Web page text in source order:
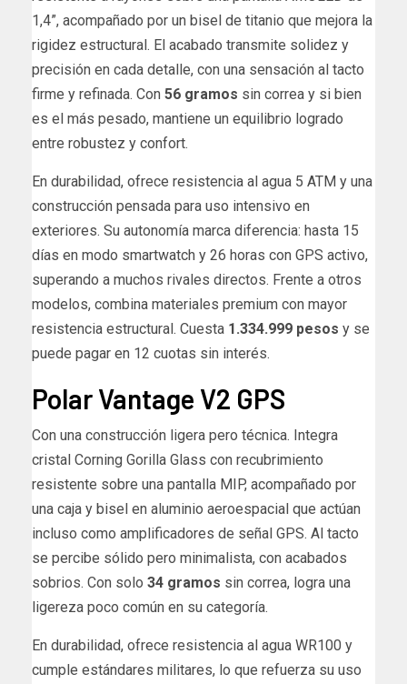
1,4”, acompañado por un bisel de titanio que mejora la
rigidez estructural. El acabado transmite solidez y
precisión en cada detalle, con una sensación al tacto
firme y refinada. Con 56 gramos sin correa y si bien
es el más pesado, mantiene un equilibrio logrado
entre robustez y confort.
En durabilidad, ofrece resistencia al agua 5 ATM y una
construcción pensada para uso intensivo en
exteriores. Su autonomía marca diferencia: hasta 15
días en modo smartwatch y 26 horas con GPS activo,
superando a muchos rivales directos. Frente a otros
modelos, combina materiales premium con mayor
resistencia estructural. Cuesta 1.334.999 pesos y se
puede pagar en 12 cuotas sin interés.
Polar Vantage V2 GPS
Con una construcción ligera pero técnica. Integra
cristal Corning Gorilla Glass con recubrimiento
resistente sobre una pantalla MIP, acompañado por
una caja y bisel en aluminio aeroespacial que actúan
incluso como amplificadores de señal GPS. Al tacto
se percibe sólido pero minimalista, con acabados
sobrios. Con solo 34 gramos sin correa, logra una
ligereza poco común en su categoría.
En durabilidad, ofrece resistencia al agua WR100 y
cumple estándares militares, lo que refuerza su uso